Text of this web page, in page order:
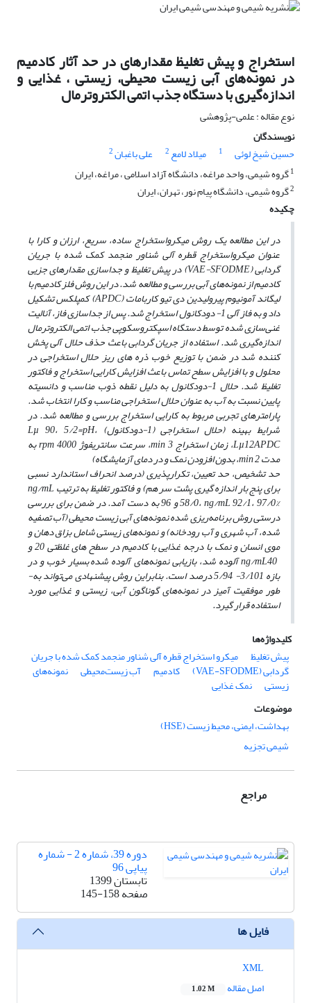
استخراج و پیش تغلیظ مقدارهای در حد آثار کادمیم
در نمونه‌های آبی زیست محیطی، زیستی ، غذایی و
اندازه‌گیری با دستگاه جذب اتمی الکتروترمال
نوع مقاله : علمی-پژوهشی
نویسندگان
حسین شیخ لوئی
1 میلاد لامع 2 علی باغبان2
1گروه شیمی، واحد مراغه، دانشگاه آزاد اسلامی ، مراغه، ایران
2گروه شیمی، دانشگاه پیام نور، تهران، ایران
چکیده
در این مطالعه یک روش میکرواستخراج ساده، سریع، ارزان و کارا با
عنوان میکرواستخراج قطره آلی شناور منجمد کمک شده با جریان
گردابی(
VAE-SFODME) در پیش تغلیظ و جداسازی مقدارهای جزیی
کادمیم از نمونه‌های آبی بررسی و مطالعه شد. در این روش فلز کادمیم با
لیگاند آمونیوم پیرولیدین دی تیو کاربامات(APDC
)کمپلکس تشکیل
داد و به فاز آلی 1- دودکانول استخراج شد. پس از جداسازی فاز، آنالیت
غنی‌سازی شده توسط دستگاه اسپکتروسکوپی جذب اتمی الکتروترمال
اندازه‌گیری شد. استفاده از جریان گردابی باعث حذف حلال آلی پخش
کننده شد در ضمن با توزیع خوب ذره ­های ریز حلال استخراجی در
محلول و با افزایش سطح تماس باعث افزایش کارایی استخراج و فاکتور
تغلیظ شد. حلال 1-دودکانول به دلیل نقطه ذوب مناسب و دانسیته
پایین نسبت به آب به عنوان حلال استخراجی مناسب و کارا انتخاب شد.
پارامترهای تجربی مربوط به کارایی استخراج بررسی و مطالعه شد. در
شرایط بهینه (حلال استخراجی (1-دودکانول) Lµ 90، 5/2=pH،
Lµ12APDC ، زمان استخراج min3، سرعت سانتریفوژ rpm4000 به
مدت min2، بدون افزودن نمک و در دمای آزمایشگاه)
حد تشخیص، حد تعیین، تکرارپذیری (درصد انحراف استاندارد نسبی
برای پنج بار اندازه گیریپشت سر هم) و فاکتور تغلیظ به ترتیبng/mL
58/0،ng/mL 92/1، 97/0% و 96 به ­دست آمد. در ضمن برای بررسی
درستی روش برنامه‌ریزی شده نمونه‌های آبی زیست محیطی (آب تصفیه
شده، آب شهری و آب رودخانه) و نمونه‌های زیستی شامل بزاق دهان و
موی انسان و نمک با درجه غذایی با کادمیم در سطح های غلظتی 20 و
ng/mL40 آلوده شد، بازیابی نمونه‌های آلوده شده بسیار خوب و در
بازه 3/101- 5/94 درصد است. بنابراین روش پیشنهادی می‌تواند به­
طور موفقیت آمیز در نمونه‌های گوناگون آبی، زیستی و غذایی مورد
استفاده قرار گیرد.
کلیدواژه‌ها
پیش تغلیظ
میکرو استخراج قطره آلی شناور منجمد کمک شده با جریان
گردابی (VAE-SFODME) کادمیم آب زیست‌محیطی نمونه‌های
زیستی
نمک غذایی
موضوعات
بهداشت، ایمنی، محیط زیست (HSE)
شیمی تجزیه
مراجع
دوره 39، شماره 2 - شماره
پیاپی 96
تابستان 1399
صفحه145-158
فایل ها
اصل مقاله
1.02 M